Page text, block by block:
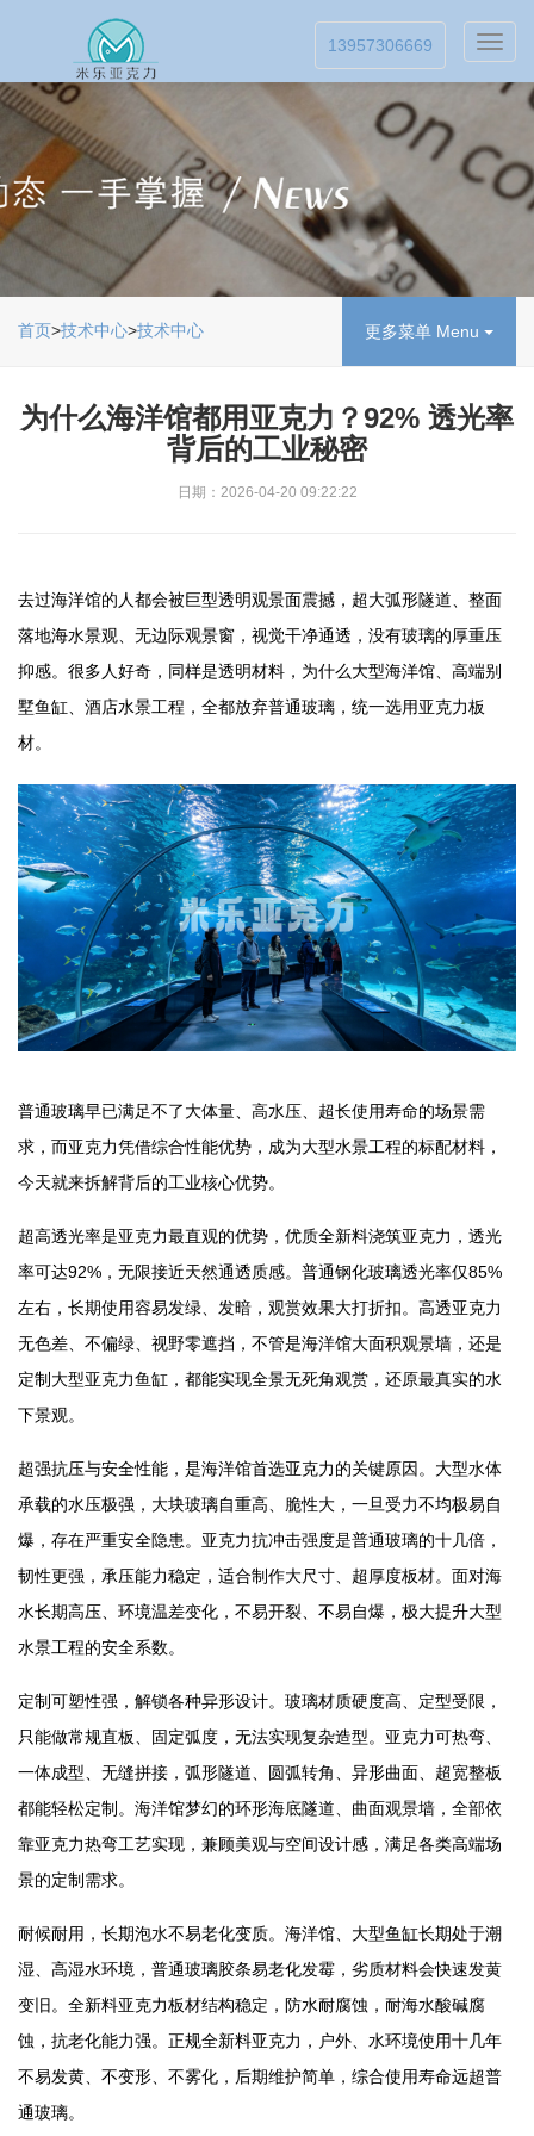
13957306669
更多菜单 Menu
首页>技术中心>技术中心
为什么海洋馆都用亚克力？92% 透光率
背后的工业秘密
日期：2026-04-20 09:22:22
去过海洋馆的人都会被巨型透明观景面震撼，超大弧形隧道、整面
落地海水景观、无边际观景窗，视觉干净通透，没有玻璃的厚重压
抑感。很多人好奇，同样是透明材料，为什么大型海洋馆、高端别
墅鱼缸、酒店水景工程，全都放弃普通玻璃，统一选用亚克力板
材。
普通玻璃早已满足不了大体量、高水压、超长使用寿命的场景需
求，而亚克力凭借综合性能优势，成为大型水景工程的标配材料，
今天就来拆解背后的工业核心优势。
超高透光率是亚克力最直观的优势，优质全新料浇筑亚克力，透光
率可达92%，无限接近天然通透质感。普通钢化玻璃透光率仅85%
左右，长期使用容易发绿、发暗，观赏效果大打折扣。高透亚克力
无色差、不偏绿、视野零遮挡，不管是海洋馆大面积观景墙，还是
定制大型亚克力鱼缸，都能实现全景无死角观赏，还原最真实的水
下景观。
超强抗压与安全性能，是海洋馆首选亚克力的关键原因。大型水体
承载的水压极强，大块玻璃自重高、脆性大，一旦受力不均极易自
爆，存在严重安全隐患。亚克力抗冲击强度是普通玻璃的十几倍，
韧性更强，承压能力稳定，适合制作大尺寸、超厚度板材。面对海
水长期高压、环境温差变化，不易开裂、不易自爆，极大提升大型
水景工程的安全系数。
定制可塑性强，解锁各种异形设计。玻璃材质硬度高、定型受限，
只能做常规直板、固定弧度，无法实现复杂造型。亚克力可热弯、
一体成型、无缝拼接，弧形隧道、圆弧转角、异形曲面、超宽整板
都能轻松定制。海洋馆梦幻的环形海底隧道、曲面观景墙，全部依
靠亚克力热弯工艺实现，兼顾美观与空间设计感，满足各类高端场
景的定制需求。
耐候耐用，长期泡水不易老化变质。海洋馆、大型鱼缸长期处于潮
湿、高湿水环境，普通玻璃胶条易老化发霉，劣质材料会快速发黄
变旧。全新料亚克力板材结构稳定，防水耐腐蚀，耐海水酸碱腐
蚀，抗老化能力强。正规全新料亚克力，户外、水环境使用十几年
不易发黄、不变形、不雾化，后期维护简单，综合使用寿命远超普
通玻璃。